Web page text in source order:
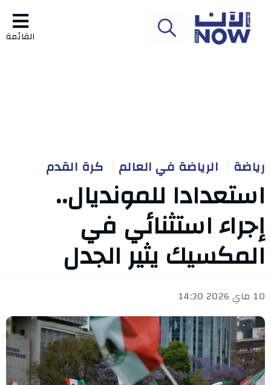
القائمة
رياضة الرياضة في العالم كرة القدم
استعدادا للمونديال..
إجراء استثنائي في
المكسيك يثير الجدل
10 ماي 2026 14:30